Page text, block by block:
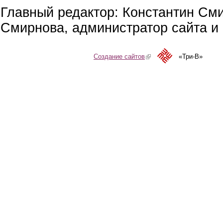
Главный редактор: Константин
Смирнова, администратор сайта
Создание сайтов(link is external)«Три-В»